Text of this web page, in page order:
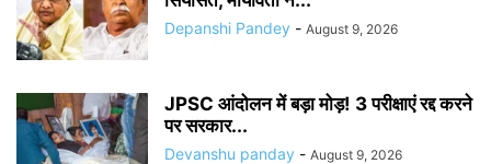
Depanshi Pandey - August 9, 2026
JPSC आंदोलन में बड़ा मोड़! 3 परीक्षाएं रद्द करने
पर सरकार...
Devanshu panday - August 9, 2026